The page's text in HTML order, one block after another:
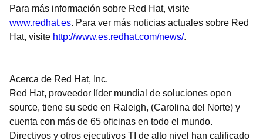
Para más información sobre Red Hat, visite
www.redhat.es. Para ver más noticias actuales sobre Red
Hat, visite http://www.es.redhat.com/news/.
Acerca de Red Hat, Inc.
Red Hat, proveedor líder mundial de soluciones open
source, tiene su sede en Raleigh, (Carolina del Norte) y
cuenta con más de 65 oficinas en todo el mundo.
Directivos y otros ejecutivos TI de alto nivel han calificado